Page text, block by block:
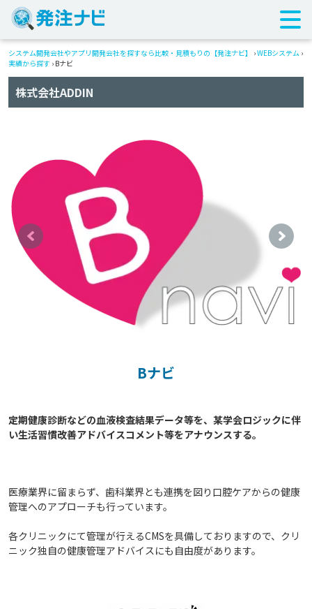
システム開発会社やアプリ開発会社を探すなら比較・見積もりの【発注ナビ】 ›WEBシステム ›
実績から探す › Bナビ
株式会社ADDIN
Bナビ
定期健康診断などの血液検査結果データ等を、某学会ロジックに伴
い生活習慣改善アドバイスコメント等をアナウンスする。
医療業界に留まらず、歯科業界とも連携を図り口腔ケアからの健康
管理へのアプローチも行っています。
各クリニックにて管理が行えるCMSを具備しておりますので、クリ
ニック独自の健康管理アドバイスにも自由度があります。